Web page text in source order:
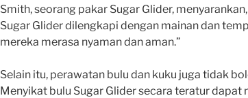
Smith, seorang pakar Sugar Glider,
Sugar Glider dilengkapi dengan mainan dan
mereka merasa nyaman dan aman.”
Selain itu, perawatan bulu dan kuku juga tidak
Menyikat bulu Sugar Glider secara teratur dapat